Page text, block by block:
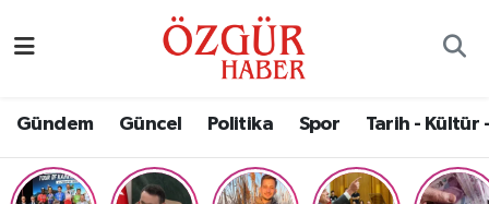
Gündem Güncel Politika Spor Tarih - Kültür
Eğitim
Nöbetçi Eczaneler
Namaz Vakitleri